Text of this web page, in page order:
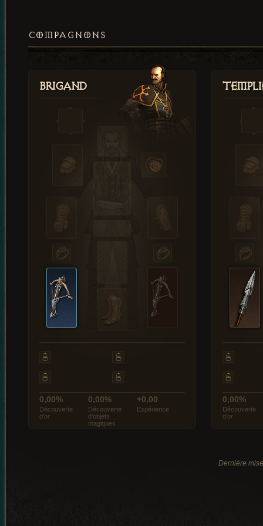
COMPAGNONS
Brigand
0,00%
Découverte
d’or
0,00%
Découverte
d’objets
magiques
+0,00
Expérience
0,00%
Découverte
d’or
Dernière